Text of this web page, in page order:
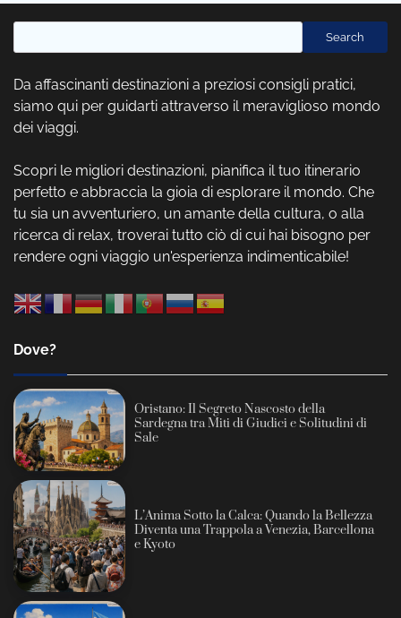
Search
Da affascinanti destinazioni a preziosi consigli pratici,
siamo qui per guidarti attraverso il meraviglioso mondo
dei viaggi.
Scopri le migliori destinazioni, pianifica il tuo itinerario
perfetto e abbraccia la gioia di esplorare il mondo. Che
tu sia un avventuriero, un amante della cultura, o alla
ricerca di relax, troverai tutto ciò di cui hai bisogno per
rendere ogni viaggio un'esperienza indimenticabile!
Dove?
Oristano: Il Segreto Nascosto della
Sardegna tra Miti di Giudici e Solitudini di
Sale
L’Anima Sotto la Calca: Quando la Bellezza
Diventa una Trappola a Venezia, Barcellona
e Kyoto